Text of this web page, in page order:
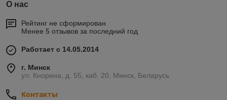
О нас
Рейтинг не сформирован
Менее 5 отзывов за последний год
Работает с 14.05.2014
г. Минск
ул. Кнорина, д. 55, каб. 20, Минск, Беларусь
Контакты